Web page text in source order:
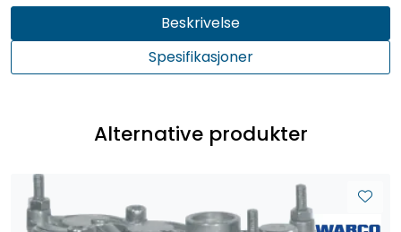
Beskrivelse
Spesifikasjoner
Alternative produkter